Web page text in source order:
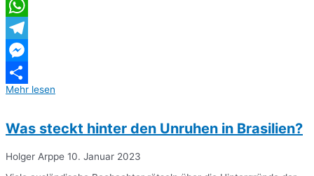
Twitter
WhatsApp
Telegram
Messenger
Teilen
Mehr lesen
Was steckt hinter den Unruhen in Brasilien?
Holger Arppe 10. Januar 2023